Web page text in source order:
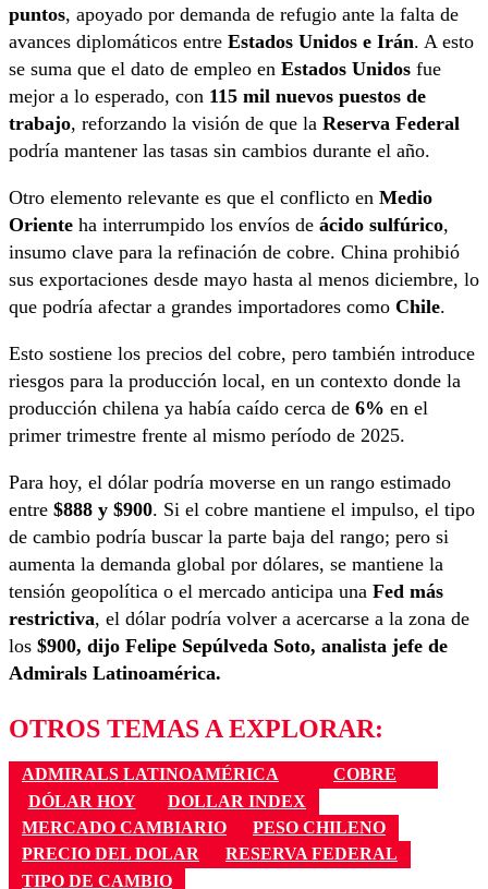
puntos, apoyado por demanda de refugio ante la falta de
avances diplomáticos entre Estados Unidos e Irán. A esto
se suma que el dato de empleo en Estados Unidos fue
mejor a lo esperado, con 115 mil nuevos puestos de
trabajo, reforzando la visión de que la Reserva Federal
podría mantener las tasas sin cambios durante el año.
Otro elemento relevante es que el conflicto en Medio
Oriente ha interrumpido los envíos de ácido sulfúrico,
insumo clave para la refinación de cobre. China prohibió
sus exportaciones desde mayo hasta al menos diciembre, lo
que podría afectar a grandes importadores como Chile.
Esto sostiene los precios del cobre, pero también introduce
riesgos para la producción local, en un contexto donde la
producción chilena ya había caído cerca de 6% en el
primer trimestre frente al mismo período de 2025.
Para hoy, el dólar podría moverse en un rango estimado
entre $888 y $900. Si el cobre mantiene el impulso, el tipo
de cambio podría buscar la parte baja del rango; pero si
aumenta la demanda global por dólares, se mantiene la
tensión geopolítica o el mercado anticipa una Fed más
restrictiva, el dólar podría volver a acercarse a la zona de
los $900, dijo Felipe Sepúlveda Soto, analista jefe de
Admirals Latinoamérica.
OTROS TEMAS A EXPLORAR:
ADMIRALS LATINOAMÉRICA
COBRE
DÓLAR HOY
DOLLAR INDEX
MERCADO CAMBIARIO
PESO CHILENO
PRECIO DEL DOLAR
RESERVA FEDERAL
TIPO DE CAMBIO